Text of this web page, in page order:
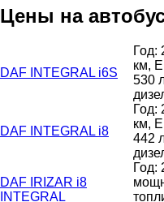
Цены на
DAF INTEGRAL i6S
Год:
км,
530
DAF INTEGRAL i8
Год:
км,
442
DAF IRIZAR i8
INTEGRAL
Год: